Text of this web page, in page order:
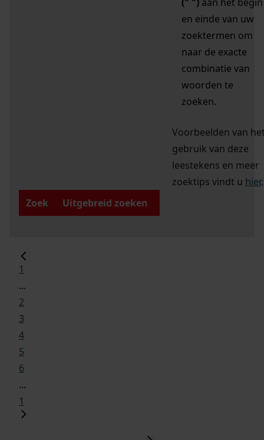
en einde van uw
zoektermen om
naar de exacte
combinatie van
woorden te
zoeken.
Voorbeelden van
gebruik van deze
leestekens en meer
zoektips vindt u hier.
Zoek
Uitgebreid zoeken
1
...
2
3
4
5
6
...
1